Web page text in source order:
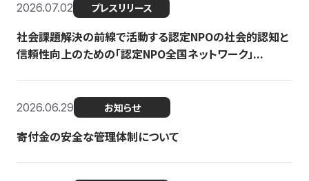
2026.07.02 プレスリリース
社会課題解決の前線で活動する認定NPOの社会的認知と
信頼性向上のための「認定NPO全国ネットワーク」...
2026.06.29 お知らせ
寄付金の安全な管理体制について